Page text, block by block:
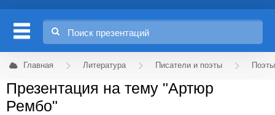
Главная Литература Писатели и поэты Поэты
Презентация на тему "Артюр
Рембо"